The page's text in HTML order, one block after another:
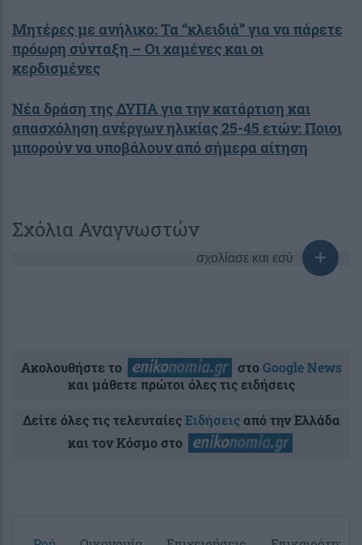
Mητέρες με ανήλικο: Τα “κλειδιά” για να πάρετε
πρόωρη σύνταξη – Οι χαμένες και οι
κερδισμένες
Νέα δράση της ΔΥΠΑ για την κατάρτιση και
απασχόληση ανέργων ηλικίας 25-45 ετών: Ποιοι
μπορούν να υποβάλουν από σήμερα αίτηση
Σχόλια Αναγνωστών
σχολίασε και εσύ
Ακολουθήστε το στοGoogle News
και μάθετε πρώτοι όλες τις ειδήσεις
Δείτε όλες τις τελευταίεςΕιδήσειςαπό την Ελλάδα
και τον Κόσμο στο